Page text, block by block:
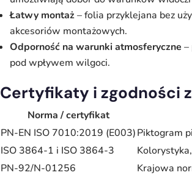
Łatwy montaż– folia przyklejana bez
akcesoriów montażowych.
Odporność na warunki atmosferyczne –
pod wpływem wilgoci.
Certyfikaty i zgodności
Norma / certyfikat
PN-EN ISO 7010:2019 (E003)Piktogram
ISO 3864-1 i ISO 3864-3
PN-92/N-01256
Krajowa